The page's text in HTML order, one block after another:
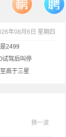
年08月6日 星期四
2499
试驾后叫停
高于三星
换一波